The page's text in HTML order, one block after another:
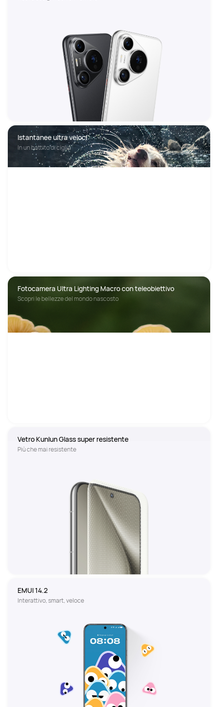
Istantanee ultra veloci
In un battito di ciglia
Fotocamera Ultra Lighting Macro con teleobiettivo
Scopri le bellezze del mondo nascosto
Vetro Kunlun Glass super resistente
Più che mai resistente
EMUI 14.2
Interattivo, smart, veloce